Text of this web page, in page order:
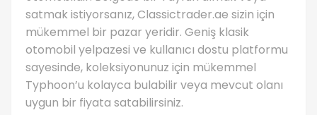
satmak istiyorsanız, Classictrader.ae sizin için
mükemmel bir pazar yeridir. Geniş klasik
otomobil yelpazesi ve kullanıcı dostu platformu
sayesinde, koleksiyonunuz için mükemmel
Typhoon’u kolayca bulabilir veya mevcut olanı
uygun bir fiyata satabilirsiniz.